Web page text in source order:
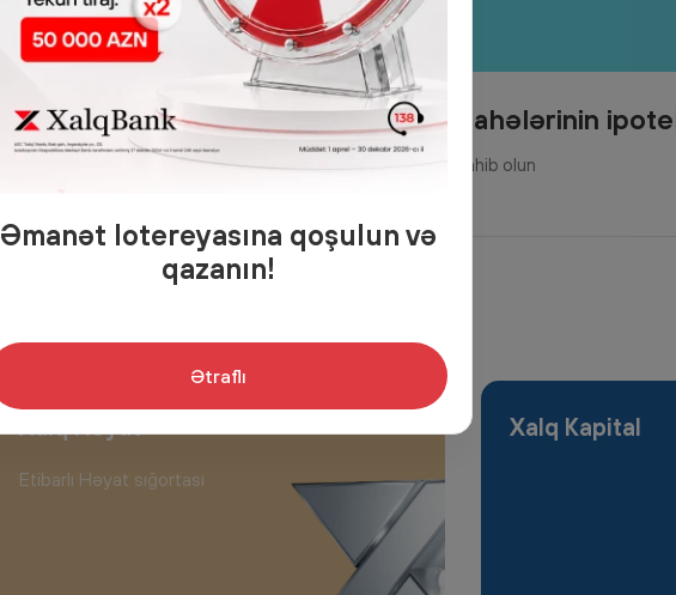
Əmanət lotereyasına qoşulun və
qazanın!
Ətraflı
Qeyri-yaşayış sahələrinin
Ofis və satış obyetinə sahib olun
Xalq Həyat
Etibarlı Həyat sığortası
Xalq Kapital